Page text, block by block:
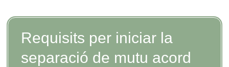
Requisits per iniciar la
separació de mutu acord